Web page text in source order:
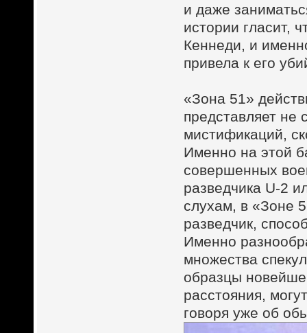
и даже
истории гласит,
Кеннеди, и
привела к его
«Зона 51»
представляет не
мистификаций,
Именно на этой
совершенных
разведчика U-2
слухам, в «Зоне
разведчик,
Именно
множества
образцы
расстояния,
говоря уже об